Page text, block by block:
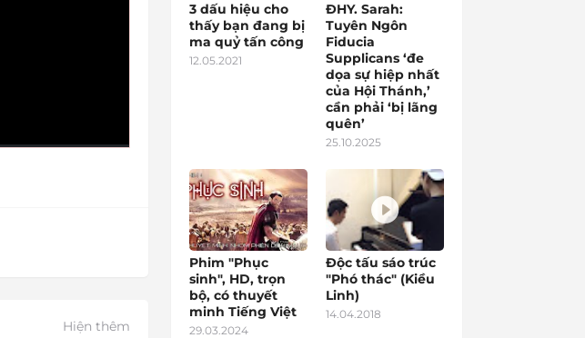
Hiện thêm
3 dấu hiệu cho
thấy bạn đang bị
ma quỷ tấn công
12.05.2021
ĐHY. Sarah:
Tuyên Ngôn
Fiducia
Supplicans ‘đe
dọa sự hiệp nhất
của Hội Thánh,’
cần phải ‘bị lãng
quên’
25.10.2025
Phim "Phục
sinh", HD, trọn
bộ, có thuyết
minh Tiếng Việt
29.03.2024
Độc tấu sáo trúc
"Phó thác" (Kiều
Linh)
14.04.2018